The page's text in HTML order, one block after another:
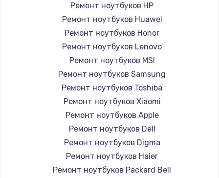
Ремонт ноутбуков HP
Ремонт ноутбуков Huawei
Ремонт ноутбуков Honor
Ремонт ноутбуков Lenovo
Ремонт ноутбуков MSI
Ремонт ноутбуков Samsung
Ремонт ноутбуков Toshiba
Ремонт ноутбуков Xiaomi
Ремонт ноутбуков Apple
Ремонт ноутбуков Dell
Ремонт ноутбуков Digma
Ремонт ноутбуков Haier
Ремонт ноутбуков Packard Bell